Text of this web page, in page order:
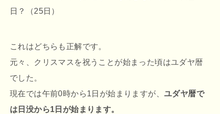
日？（25日）
これはどちらも正解です。
元々、クリスマスを祝うことが始まった頃はユダヤ暦
でした。
現在では午前0時から1日が始まりますが、 ユダヤ暦で
は日没から1日が始まります。